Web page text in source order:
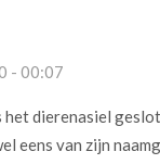
- 00:07
dierenasiel
eens van zijn